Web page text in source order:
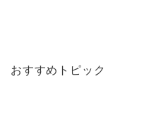
おすすめトピック